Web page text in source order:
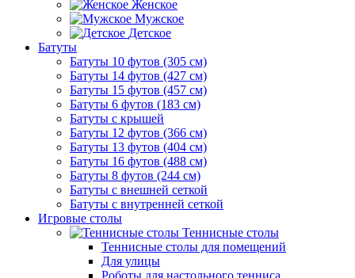
Женское
Мужское
Детское
Батуты
Батуты 10 футов (305 см)
Батуты 14 футов (427 см)
Батуты 15 футов (457 см)
Батуты 6 футов (183 см)
Батуты с крышей
Батуты 12 футов (366 см)
Батуты 13 футов (404 см)
Батуты 16 футов (488 см)
Батуты 8 футов (244 см)
Батуты с внешней сеткой
Батуты с внутренней сеткой
Игровые столы
Теннисные столы
Теннисные столы для помещений
Для улицы
Роботы для настольного тенниса